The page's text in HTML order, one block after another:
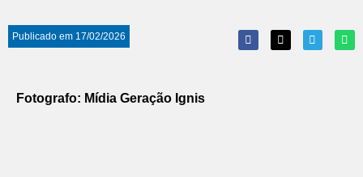
Publicado em 17/02/2026
Fotografo: Mídia Geração Ignis